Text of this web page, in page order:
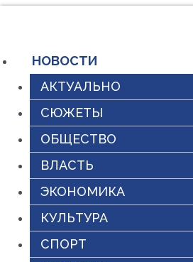
содержимому
НОВОСТИ
АКТУАЛЬНО
СЮЖЕТЫ
ОБЩЕСТВО
ВЛАСТЬ
ЭКОНОМИКА
КУЛЬТУРА
СПОРТ